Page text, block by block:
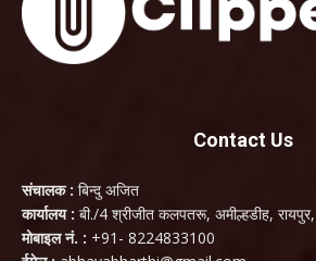
Contact Us
संचालक : बिन्दु अजित
कार्यालय : बी./4 श्रीजीत कलपतरू, अमील्हडीह,
मोबाइल नं. : +91- 8224833100